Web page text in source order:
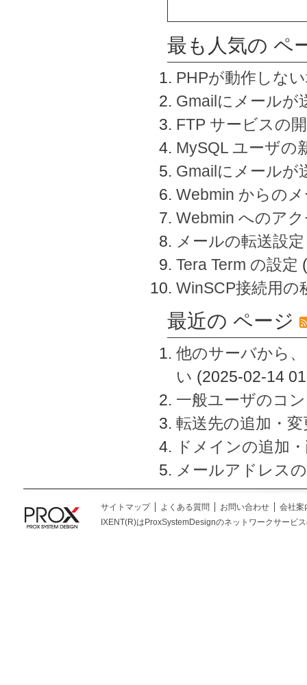
最も人気の ペ
PHPが動作しな
Gmailにメールが
FTP サービスの
MySQL ユーザの
Gmailにメールが
Webmin からの
Webmin へのア
メールの転送設定
Tera Term の設定
WinSCP接続用の
最近の ページ
他のサーバから
い (2025-02-14
一般ユーザのコ
転送先の追加・
ドメインの追加
メールアドレス
サイトマップ よくある質問 お問い合わせ
会社案
IXENT(R)はProxSystemDesignのネットワークサービ